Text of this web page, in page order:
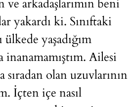
arkadaşlarımın beni
yakardı ki. Sınıftaki
yaşadığım
Ailesi
olan uzuvlarının
İçten içe nasıl